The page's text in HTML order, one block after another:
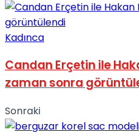
Kadınca
Candan Erçetin ile
zaman sonra
Sonraki